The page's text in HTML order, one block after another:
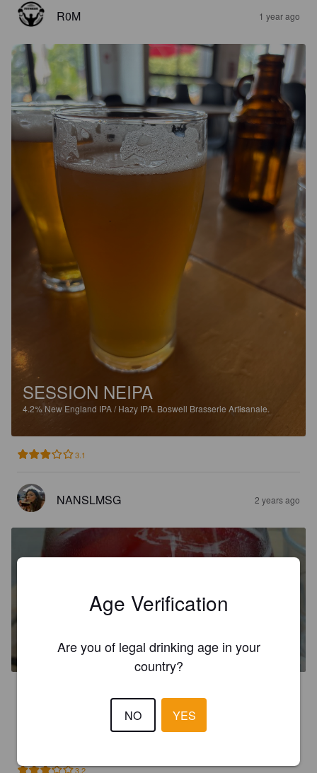
R0M 1 year ago
SESSION NEIPA
4.2% New England IPA / Hazy IPA. Boswell Brasserie Artisanale.
3.1
NANSLMSG 2 years ago
Fruit / Vegetable Beer.Boswell Brasserie Artisanale.
3.2
Age Verification
Are you of legal drinking age in your
country?
NO YES